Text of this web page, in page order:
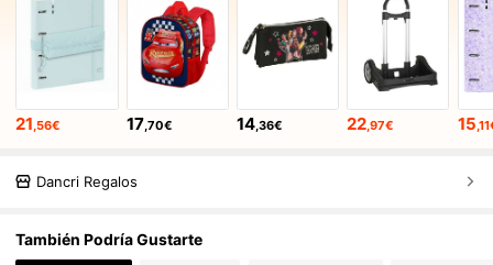
21,56€ 17,70€ 14,36€ 22,97€ 15
Dancri Regalos
También Podría Gustarte